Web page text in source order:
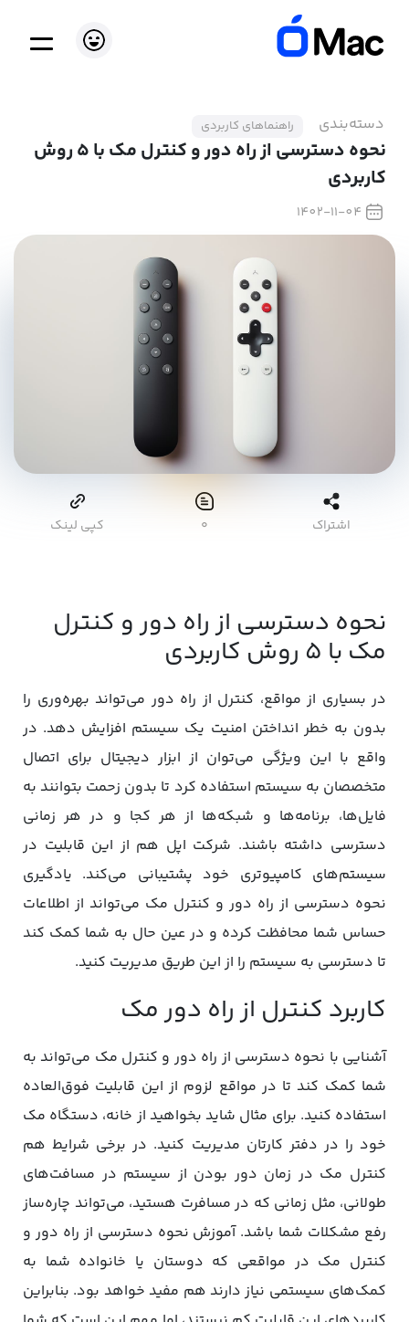
دسته‌بندی راهنماهای کاربردی
نحوه دسترسی از راه دور و کنترل مک با ۵ روش
کاربردی
1402-11-04
اشتراک ۰ کپی لینک
نحوه دسترسی از راه دور و کنترل
مک با ۵ روش کاربردی
در بسیاری از مواقع، کنترل از راه دور می‌تواند بهره‌وری را
بدون به خطر انداختن امنیت یک سیستم افزایش دهد. در
واقع با این ویژگی می‌توان از ابزار دیجیتال برای اتصال
متخصصان به سیستم استفاده کرد تا بدون زحمت بتوانند به
فایل‌ها، برنامه‌ها و شبکه‌ها از هر کجا و در هر زمانی
دسترسی داشته باشند. شرکت اپل هم از این قابلیت در
سیستم‌های کامپیوتری خود پشتیبانی می‌کند. یادگیری
نحوه دسترسی از راه دور و کنترل مک می‌تواند از اطلاعات
حساس شما محافظت کرده و در عین حال به شما کمک کند
تا دسترسی به سیستم را از این طریق مدیریت کنید.
کاربرد کنترل از راه دور مک
آشنایی با نحوه دسترسی از راه دور و کنترل مک می‌تواند به
شما کمک کند تا در مواقع لزوم از این قابلیت فوق‌العاده
استفاده کنید. برای مثال شاید بخواهید از خانه، دستگاه مک
خود را در دفتر کارتان مدیریت کنید. در برخی شرایط هم
کنترل مک در زمان دور بودن از سیستم در مسافت‌های
طولانی، مثل زمانی که در مسافرت هستید، می‌تواند چاره‌ساز
رفع مشکلات شما باشد. آموزش نحوه دسترسی از راه دور و
کنترل مک در مواقعی که دوستان یا خانواده شما به
کمک‌های سیستمی نیاز دارند هم مفید خواهد بود. بنابراین